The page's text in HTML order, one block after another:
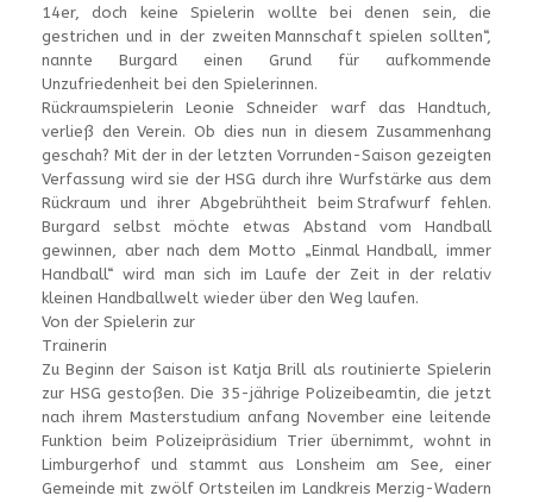
14er, doch keine Spielerin wollte bei denen sein, die
gestrichen und in der zweiten Mannschaft spielen sollten“,
nannte Burgard einen Grund für aufkommende
Unzufriedenheit bei den Spielerinnen.
Rückraumspielerin Leonie Schneider warf das Handtuch,
verließ den Verein. Ob dies nun in diesem Zusammenhang
geschah? Mit der in der letzten Vorrunden-Saison gezeigten
Verfassung wird sie der HSG durch ihre Wurfstärke aus dem
Rückraum und ihrer Abgebrühtheit beim Strafwurf fehlen.
Burgard selbst möchte etwas Abstand vom Handball
gewinnen, aber nach dem Motto „Einmal Handball, immer
Handball“ wird man sich im Laufe der Zeit in der relativ
kleinen Handballwelt wieder über den Weg laufen.
Von der Spielerin zur
Trainerin
Zu Beginn der Saison ist Katja Brill als routinierte Spielerin
zur HSG gestoßen. Die 35-jährige Polizeibeamtin, die jetzt
nach ihrem Masterstudium anfang November eine leitende
Funktion beim Polizeipräsidium Trier übernimmt, wohnt in
Limburgerhof und stammt aus Lonsheim am See, einer
Gemeinde mit zwölf Ortsteilen im Landkreis Merzig-Wadern